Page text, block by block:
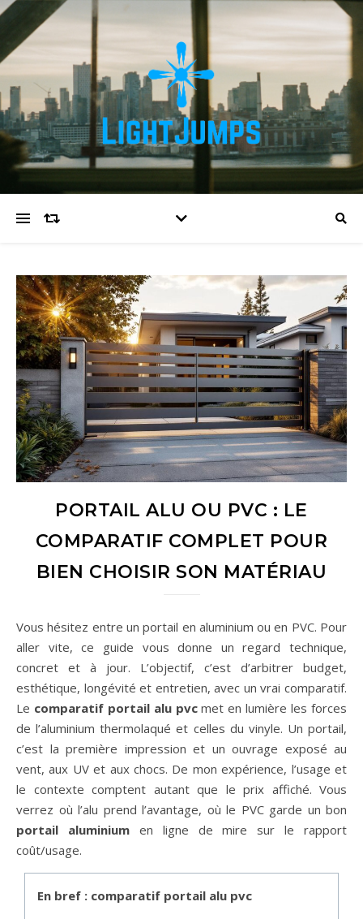
PORTAIL ALU OU PVC : LE
COMPARATIF COMPLET POUR
BIEN CHOISIR SON MATÉRIAU
Vous hésitez entre un portail en aluminium ou en PVC. Pour
aller vite, ce guide vous donne un regard technique,
concret et à jour. L’objectif, c’est d’arbitrer budget,
esthétique, longévité et entretien, avec un vrai comparatif.
Le comparatif portail alu pvcmet en lumière les forces
de l’aluminium thermolaqué et celles du vinyle. Un portail,
c’est la première impression et un ouvrage exposé au
vent, aux UV et aux chocs. De mon expérience, l’usage et
le contexte comptent autant que le prix affiché. Vous
verrez où l’alu prend l’avantage, où le PVC garde un bon
portail aluminiumen ligne de mire sur le rapport
coût/usage.
En bref : comparatif portail alu pvc